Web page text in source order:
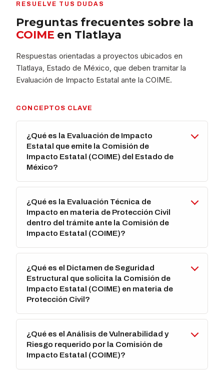
RESUELVE TUS DUDAS
Preguntas frecuentes sobre la
COIME en Tlatlaya
Respuestas orientadas a proyectos ubicados en
Tlatlaya, Estado de México, que deben tramitar la
Evaluación de Impacto Estatal ante la COIME.
CONCEPTOS CLAVE
¿Qué es la Evaluación de Impacto
Estatal que emite la Comisión de
Impacto Estatal (COIME) del Estado de
México?
¿Qué es la Evaluación Técnica de
Impacto en materia de Protección Civil
dentro del trámite ante la Comisión de
Impacto Estatal (COIME)?
¿Qué es el Dictamen de Seguridad
Estructural que solicita la Comisión de
Impacto Estatal (COIME) en materia de
Protección Civil?
¿Qué es el Análisis de Vulnerabilidad y
Riesgo requerido por la Comisión de
Impacto Estatal (COIME)?